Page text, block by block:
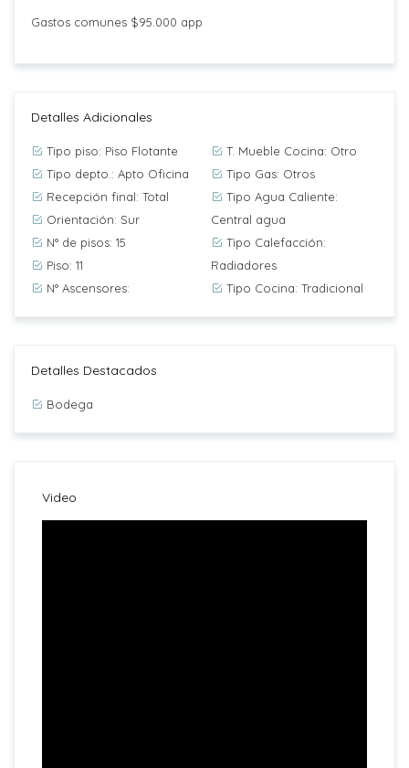
Gastos comunes $95.000 app
Detalles Adicionales
Tipo piso: Piso Flotante
Tipo depto.: Apto Oficina
Recepción final: Total
Orientación: Sur
N° de pisos: 15
Piso: 11
N° Ascensores:
T. Mueble Cocina: Otro
Tipo Gas: Otros
Tipo Agua Caliente:
Central agua
Tipo Calefacción:
Radiadores
Tipo Cocina: Tradicional
Detalles Destacados
Bodega
Video